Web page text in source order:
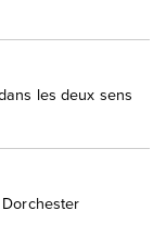
les deux sens
Dorchester